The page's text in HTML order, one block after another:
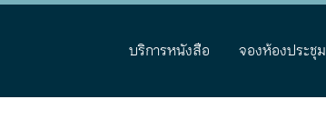
บริการหนังสือ จองห้องประชุม